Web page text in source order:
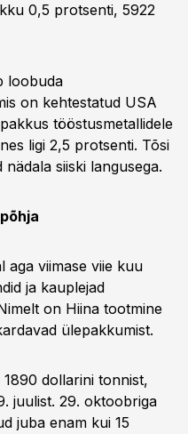
0,5 protsenti, 5922
loobuda
on kehtestatud USA
tööstusmetallidele
ligi 2,5 protsenti. Tõsi
siiski langusega.
aga viimase viie kuu
ja kauplejad
on Hiina tootmine
ülepakkumist.
dollarini tonnist,
juulist. 29. oktoobriga
juba enam kui 15